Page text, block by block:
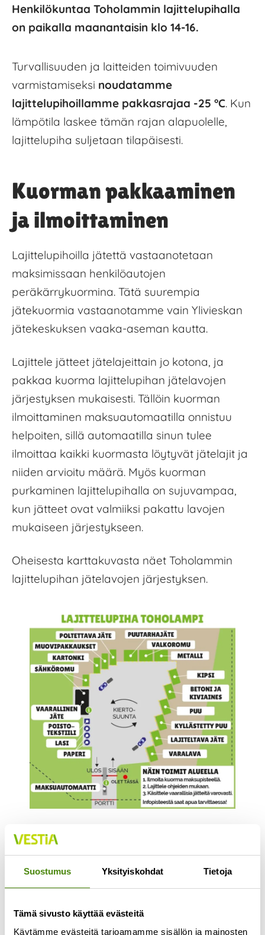
Suostumus Yksityiskohdat Tietoja
Tämä sivusto käyttää evästeitä
Käytämme evästeitä tarjoamamme sisällön ja mainosten
Henkilökuntaa Toholammin lajittelupihalla
on paikalla maanantaisin klo 14-16.
Turvallisuuden ja laitteiden toimivuuden
varmistamiseksi noudatamme
lajittelupihoillamme pakkasrajaa -25 °C. Kun
lämpötila laskee tämän rajan alapuolelle,
lajittelupiha suljetaan tilapäisesti.
Kuorman pakkaaminen
ja ilmoittaminen
Lajittelupihoilla jätettä vastaanotetaan
maksimissaan henkilöautojen
peräkärrykuormina. Tätä suurempia
jätekuormia vastaanotamme vain Ylivieskan
jätekeskuksen vaaka-aseman kautta.
Lajittele jätteet jätelajeittain jo kotona, ja
pakkaa kuorma lajittelupihan jätelavojen
järjestyksen mukaisesti. Tällöin kuorman
ilmoittaminen maksuautomaatilla onnistuu
helpoiten, sillä automaatilla sinun tulee
ilmoittaa kaikki kuormasta löytyvät jätelajit ja
niiden arvioitu määrä. Myös kuorman
purkaminen lajittelupihalla on sujuvampaa,
kun jätteet ovat valmiiksi pakattu lavojen
mukaiseen järjestykseen.
Oheisesta karttakuvasta näet Toholammin
lajittelupihan jätelavojen järjestyksen.
Hinnasto ja maksutavat
Lajittelupihalla maksutapana käy ainoastaan
korttimaksu. Yritykset voivat rekisteröityä
Vestian yritysasiakkaaksi, jolloin asioinnit on